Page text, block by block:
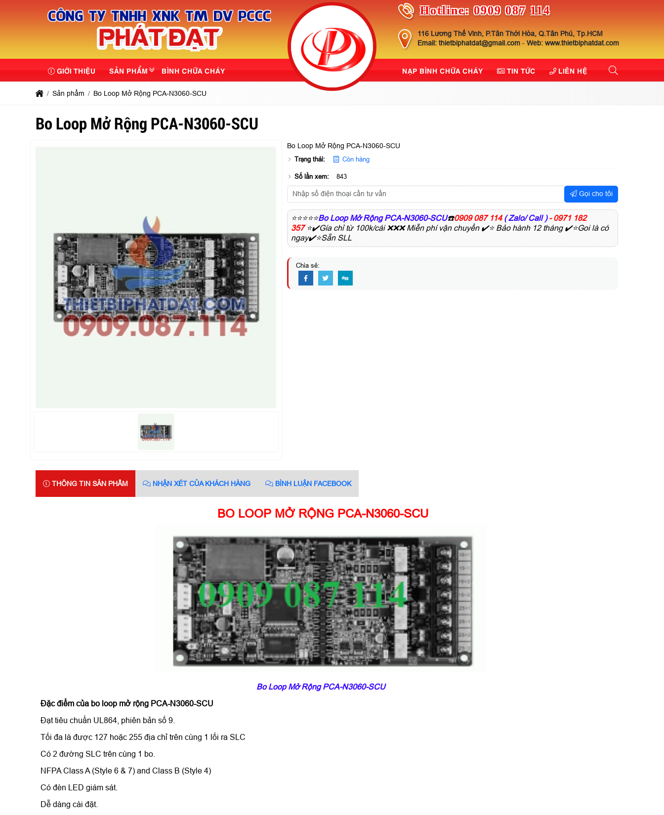
Hotline: 0909 087 114
116 Lương Thế Vinh, P.Tân Thới Hòa, Q.Tân Phú, Tp.HCM
Email: thietbiphatdat@gmail.com- Web: www.thietbiphatdat.com
GIỚI THIỆU SẢN PHẨM BÌNH CHỮA CHÁY NẠP BÌNH CHỮA CHÁY TIN TỨC LIÊN HỆ
Sản phẩm Bo Loop Mở Rộng PCA-N3060-SCU
Bo Loop Mở Rộng PCA-N3060-SCU
Bo Loop Mở Rộng PCA-N3060-SCU
Trạng thái: Còn hàng
Số lần xem: 843
Gọi cho tôi
⭐⭐⭐⭐⭐Bo Loop Mở Rộng PCA-N3060-SCU☎️0909 087 114( Zalo/ Call )- 0971 182
357⭐✔️Gía chỉ từ 100k/cái ❌❌❌ Miễn phí vận chuyển ✔️⭐ Bảo hành 12 tháng ✔️⭐Goi là có
ngay✔️⭐Sẵn SLL
Chia sẻ:
THÔNG TIN SẢN PHẨM NHẬN XÉT CỦA KHÁCH HÀNG BÌNH LUẬN FACEBOOK
BO LOOP MỞ RỘNG PCA-N3060-SCU
Bo Loop Mở Rộng PCA-N3060-SCU
Đặc điểm của bo loop mở rộng PCA-N3060-SCU
Đạt tiêu chuẩn UL864, phiên bản số 9.
Tối đa là được 127 hoặc 255 địa chỉ trên cùng 1 lối ra SLC
Có 2 đường SLC trên cùng 1 bo.
NFPA Class A (Style 6 & 7) and Class B (Style 4)
Có đèn LED giám sát.
Dễ dàng cài đặt.